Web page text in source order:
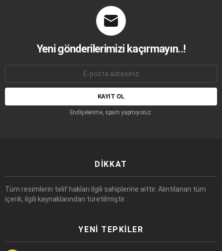
Yeni gönderilerimizi kaçırmayın..!
adresi:
Endişelenme, spam yapmıyoruz.
DIKKAT
Tüm resimlerin telif hakları ilgili sahiplerine aittir. Alıntılanan tüm
içerik, ilgili kaynaklarından türetilmiştir.
YENI TEPKILER